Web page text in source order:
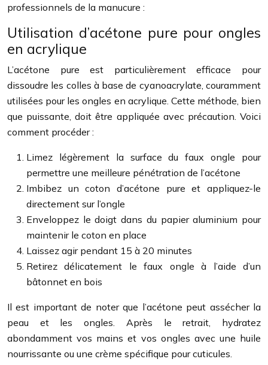
professionnels de la manucure :
Utilisation d’acétone pure pour ongles
en acrylique
L’acétone pure est particulièrement efficace pour
dissoudre les colles à base de cyanoacrylate, couramment
utilisées pour les ongles en acrylique. Cette méthode, bien
que puissante, doit être appliquée avec précaution. Voici
comment procéder :
Limez légèrement la surface du faux ongle pour
permettre une meilleure pénétration de l’acétone
Imbibez un coton d’acétone pure et appliquez-le
directement sur l’ongle
Enveloppez le doigt dans du papier aluminium pour
maintenir le coton en place
Laissez agir pendant 15 à 20 minutes
Retirez délicatement le faux ongle à l’aide d’un
bâtonnet en bois
Il est important de noter que l’acétone peut assécher la
peau et les ongles. Après le retrait, hydratez
abondamment vos mains et vos ongles avec une huile
nourrissante ou une crème spécifique pour cuticules.